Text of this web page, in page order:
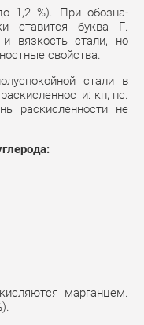
1,2 %). При обозна­
ставится буква Г.
вязкость стали, но
свойства.
стали в
кп, пс.
раскисленности не
марганцем.